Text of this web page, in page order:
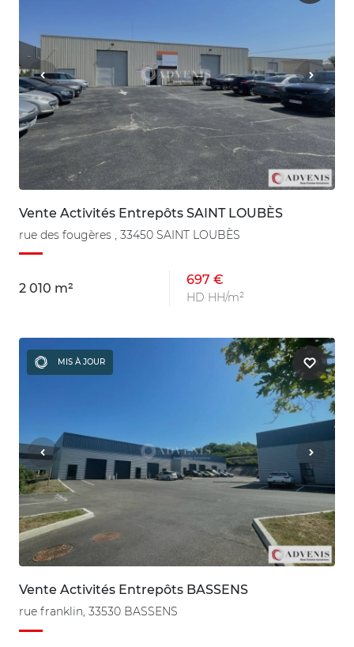
Vente Activités Entrepôts SAINT LOUBÈS
rue des fougères , 33450 SAINT LOUBÈS
2 010 m²
697 €
HD HH/m²
MIS À JOUR
Vente Activités Entrepôts BASSENS
rue franklin, 33530 BASSENS